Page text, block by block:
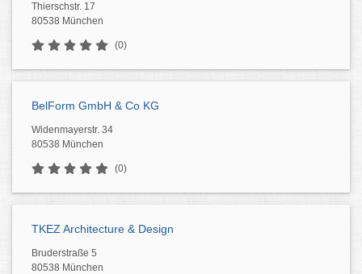
Thierschstr. 17
80538 München
(0)
BelForm GmbH & Co KG
Widenmayerstr. 34
80538 München
(0)
TKEZ Architecture & Design
Bruderstraße 5
80538 München